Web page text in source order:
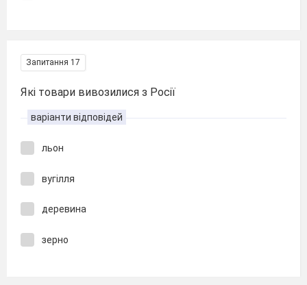
Запитання 17
Які товари вивозилися з Росії
варіанти відповідей
льон
вугілля
деревина
зерно